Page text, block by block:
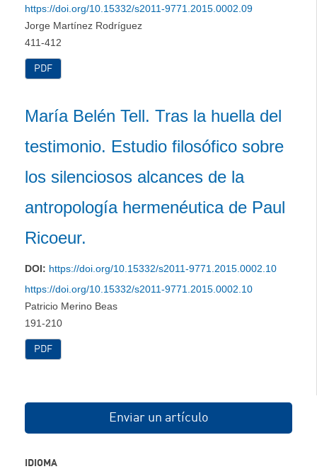
https://doi.org/10.15332/s2011-9771.2015.0002.09
Jorge Martínez Rodríguez
411-412
PDF
María Belén Tell. Tras la huella del
testimonio. Estudio filosófico sobre
los silenciosos alcances de la
antropología hermenéutica de Paul
Ricoeur.
DOI: https://doi.org/10.15332/s2011-9771.2015.0002.10
https://doi.org/10.15332/s2011-9771.2015.0002.10
Patricio Merino Beas
191-210
PDF
Enviar un artículo
IDIOMA